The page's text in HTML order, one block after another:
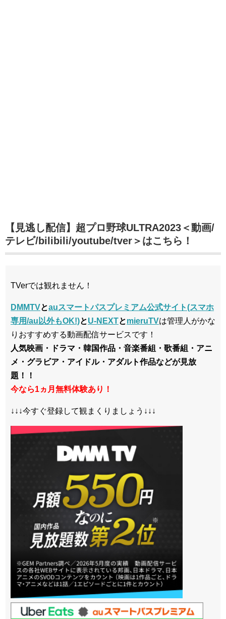
【見逃し配信】超プロ野球ULTRA2023＜動画/
テレビ/bilibili/youtube/tver＞はこちら！
TVerでは観れません！
DMMTVとauスマートパスプレミアム公式サイト(スマホ
専用/au以外もOK!)とU-NEXTとmieruTVは管理人がかな
りおすすめする動画配信サービスです！
人気映画・ドラマ・韓国作品・音楽番組・歌番組・アニ
メ・グラビア・アイドル・アダルト作品などが見放
題！！
今なら1ヵ月無料体験あり！
↓↓↓今すぐ登録して観まくりましょう↓↓↓